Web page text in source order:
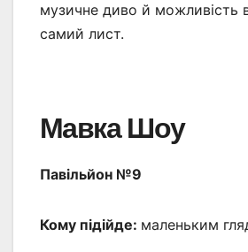
музичне диво й можливість
самий лист.
Мавка Шоу
Павільйон №9
Кому підійде: маленьким